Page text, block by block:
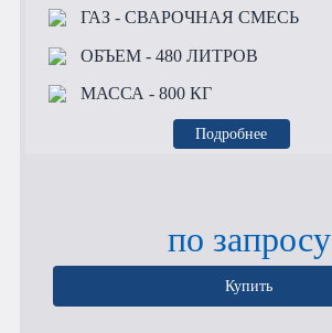
ГАЗ- СВАРОЧНАЯ СМЕСЬ
ОБЪЕМ- 480 ЛИТРОВ
МАССА - 800 КГ
Подробнее
по запросу
Купить